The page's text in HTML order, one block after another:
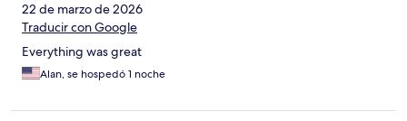
22 de marzo de 2026
Traducir con Google
Everything was great
Alan, se hospedó 1 noche